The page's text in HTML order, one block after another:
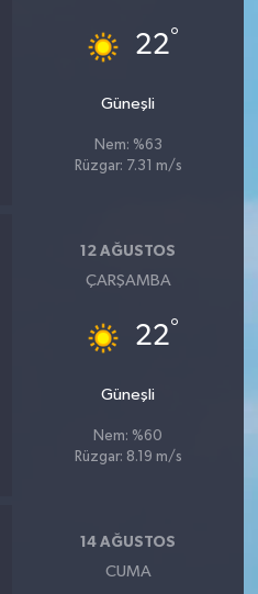
22°
Güneşli
Nem: %63
Rüzgar: 7.31 m/s
12 AĞUSTOS
ÇARŞAMBA
22°
Güneşli
Nem: %60
Rüzgar: 8.19 m/s
14 AĞUSTOS
CUMA